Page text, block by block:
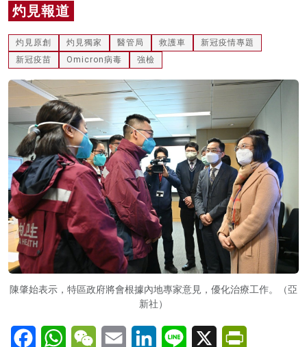
灼見報道
灼見原創 灼見獨家 醫管局 救護車
新冠疫情專題
新冠疫苗
Omicron病毒 強檢
陳肇始表示，特區政府將會根據內地專家意見，優化治療工作。（亞
新社）
FacebookWhatsAppWeChatEmail LinkedInLine X